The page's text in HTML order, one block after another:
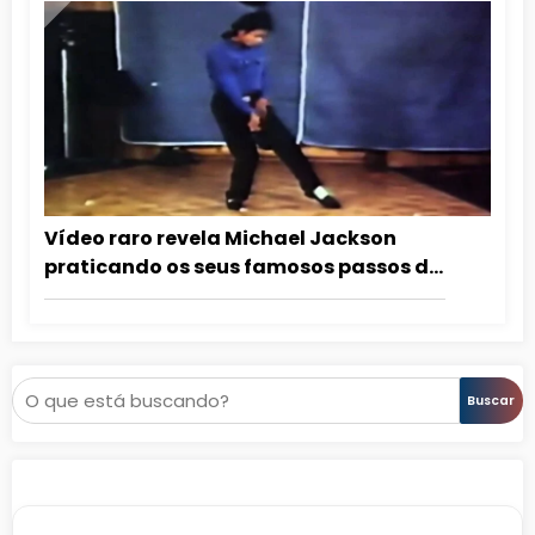
Vídeo raro revela Michael Jackson
praticando os seus famosos passos de
dança
Pesquisar Buscar